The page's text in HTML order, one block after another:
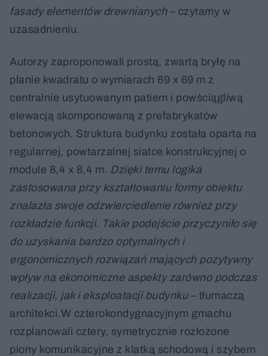
fasady elementów drewnianych– czytamy w
uzasadnieniu.
Autorzy zaproponowali prostą, zwartą bryłę na
planie kwadratu o wymiarach 69 x 69 m z
centralnie usytuowanym patiem i powściągliwą
elewacją skomponowaną z prefabrykatów
betonowych. Struktura budynku została oparta na
regularnej, powtarzalnej siatce konstrukcyjnej o
module 8,4 x 8,4 m. Dzięki temu logika
zastosowana przy kształtowaniu formy obiektu
znalazła swoje odzwierciedlenie również przy
rozkładzie funkcji. Takie podejście przyczyniło się
do uzyskania bardzo optymalnych i
ergonomicznych rozwiązań mających pozytywny
wpływ na ekonomiczne aspekty zarówno podczas
realizacji, jak i eksploatacji budynku – tłumaczą
architekci.W czterokondygnacyjnym gmachu
rozplanowali cztery, symetrycznie rozłożone
piony komunikacyjne z klatką schodową i szybem